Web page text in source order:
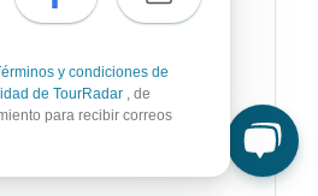
y condiciones de
de TourRadar , de
para recibir correos